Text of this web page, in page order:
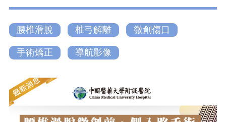
腰椎滑脫 椎弓解離 微創傷口
手術矯正 導航影像